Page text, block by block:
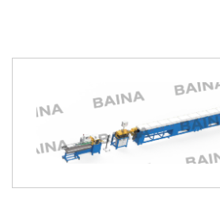
新闻
联系我们